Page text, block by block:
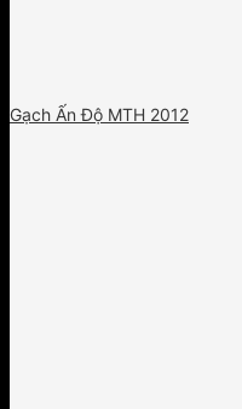
Gạch Ấn Độ MTH 2012